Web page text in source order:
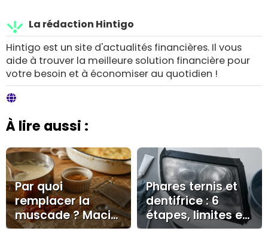
La rédaction Hintigo
Hintigo est un site d'actualités financières. Il vous
aide à trouver la meilleure solution financière pour
votre besoin et à économiser au quotidien !
À lire aussi :
Par quoi
remplacer la
muscade ? Macis,
Phares ternis et
dentifrice : 6
étapes, limites et